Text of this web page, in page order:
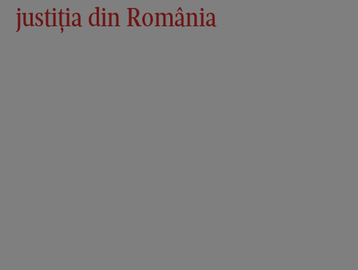
justiția din România